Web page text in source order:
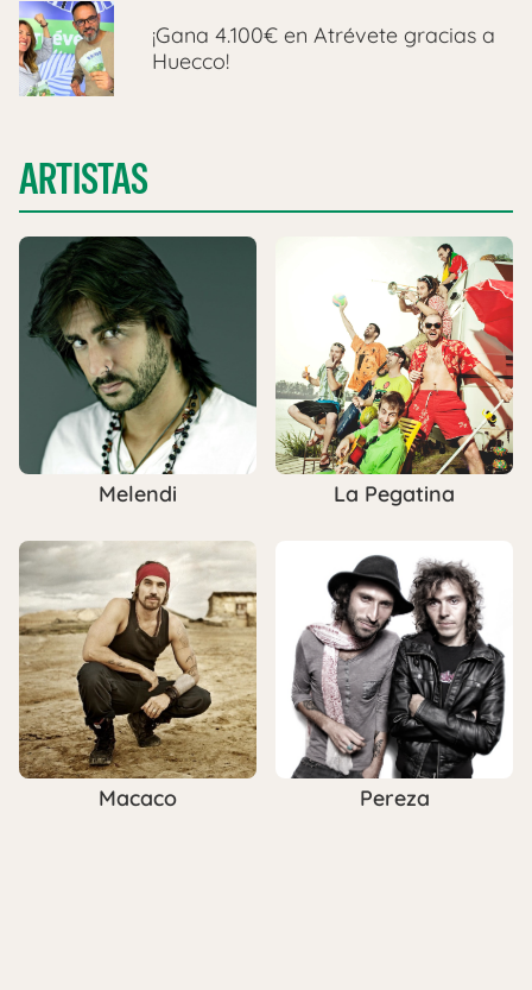
¡Gana 4.100€ en Atrévete gracias a
Huecco!
ARTISTAS
Melendi La Pegatina
Macaco Pereza